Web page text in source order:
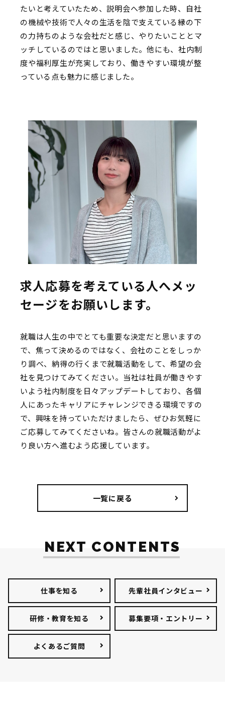
たいと考えていたため、説明会へ参加した時、自社
の機械や技術で人々の生活を陰で支えている縁の下
の力持ちのような会社だと感じ、やりたいこととマ
ッチしているのではと思いました。他にも、社内制
度や福利厚生が充実しており、働きやすい環境が整
っている点も魅力に感じました。
求人応募を考えている人へメッ
セージをお願いします。
就職は人生の中でとても重要な決定だと思いますの
で、焦って決めるのではなく、会社のことをしっか
り調べ、納得の行くまで就職活動をして、希望の会
社を見つけてみてください。当社は社員が働きやす
いよう社内制度を日々アップデートしており、各個
人にあったキャリアにチャレンジできる環境ですの
で、興味を持っていただけましたら、ぜひお気軽に
ご応募してみてくださいね。皆さんの就職活動がよ
り良い方へ進むよう応援しています。
一覧に戻る
NEXT CONTENTS
仕事を知る 先輩社員インタビュー
研修・教育を知る 募集要項・エントリー
よくあるご質問